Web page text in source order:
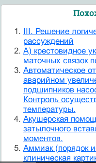
III. Решение
рассуждений
А) крестовидное
маточных связок
Автоматическое
аварийном
подшипников
Контроль
температуры.
Акушерская
затылочного
моментов.
Аммиак (порядок
клиническая